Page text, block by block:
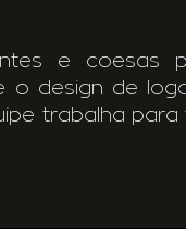
e coesas
o design de
trabalha para